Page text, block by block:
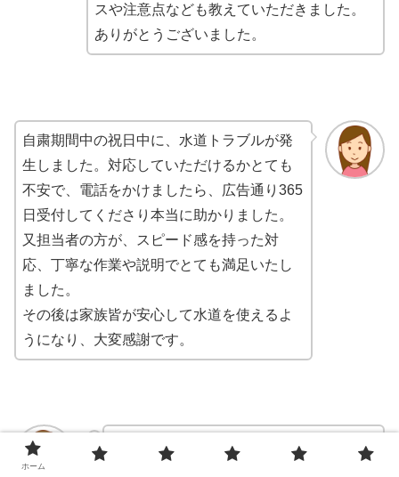
スや注意点なども教えていただきました。
ありがとうございました。
自粛期間中の祝日中に、水道トラブルが発
生しました。対応していただけるかとても
不安で、電話をかけましたら、広告通り365
日受付してくださり本当に助かりました。
又担当者の方が、スピード感を持った対
応、丁寧な作業や説明でとても満足いたし
ました。
その後は家族皆が安心して水道を使えるよ
うになり、大変感謝です。
急な給湯器の故障連絡にすぐ確認してい
ホーム